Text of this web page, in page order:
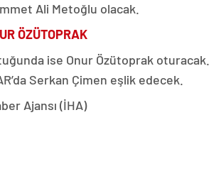
Ali Metoğlu olacak.
ÖZÜTOPRAK
ise Onur Özütoprak oturacak.
Serkan Çimen eşlik edecek.
Ajansı (İHA)